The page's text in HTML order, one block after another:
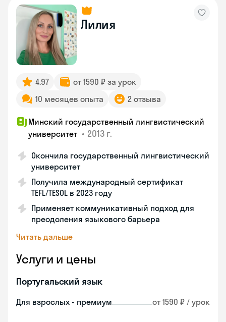
Лилия
4.97
от 1590 ₽ за урок
10 месяцев опыта
2 отзыва
Минский государственный лингвистический
университет • 2013 г.
Окончила государственный лингвистический
университет
Получила международный сертификат
TEFL/TESOL в 2023 году
Применяет коммуникативный подход для
преодоления языкового барьера
Читать дальше
Услуги и цены
Португальский язык
Для взрослых - премиум от 1590 ₽ / урок